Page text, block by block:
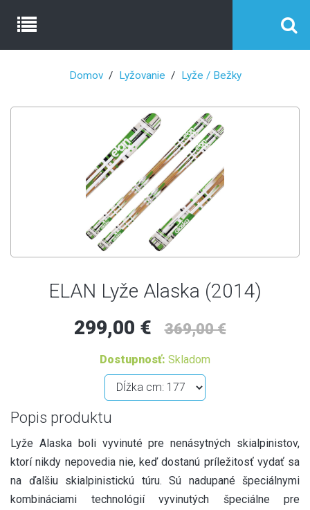
Domov Lyžovanie Lyže / Bežky
ELAN Lyže Alaska (2014)
299,00 €
369,00 €
Dostupnosť: Skladom
Popis produktu
Lyže Alaska boli vyvinuté pre nenásytných skialpinistov,
ktorí nikdy nepovedia nie, keď dostanú príležitosť vydať sa
na ďalšiu skialpinistickú túru. Sú nadupané špeciálnymi
kombináciami technológií vyvinutých špeciálne pre